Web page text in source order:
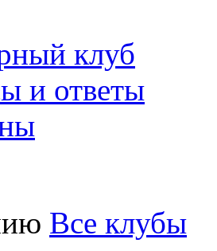
клуб
и ответы
Все клубы